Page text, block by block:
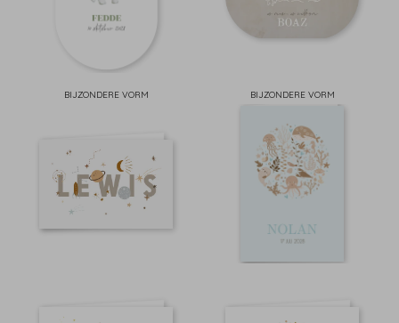
BIJZONDERE VORM BIJZONDERE VORM